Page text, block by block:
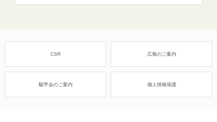
CSR 広報のご案内
駿甲会のご案内 個人情報保護